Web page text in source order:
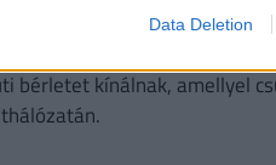
Data Deletion
az országokat: már
bérletet kínálnak, amellyel